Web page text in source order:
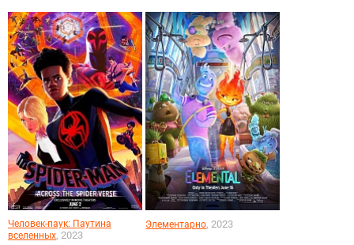
Человек-паук: Паутина
вселенных, 2023
Элементарно, 2023